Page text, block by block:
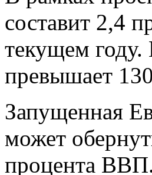
составит 2,4
текущем
превышает
Запущенная
может
процента